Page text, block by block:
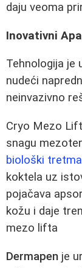
daju veoma
Inovativni
Tehnologija je
nudeći
neinvazivno
Cryo Mezo
snagu
biološki
koktela uz
pojačava
kožu i daje
mezo lifta
Dermapen je